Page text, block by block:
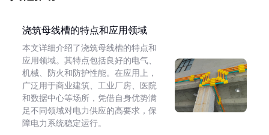
浇筑母线槽的特点和应用领域
本文详细介绍了浇筑母线槽的特点和
应用领域。其特点包括良好的电气、
机械、防火和防护性能。在应用上，
广泛用于商业建筑、工业厂房、医院
和数据中心等场所，凭借自身优势满
足不同领域对电力供应的高要求，保
障电力系统稳定运行。